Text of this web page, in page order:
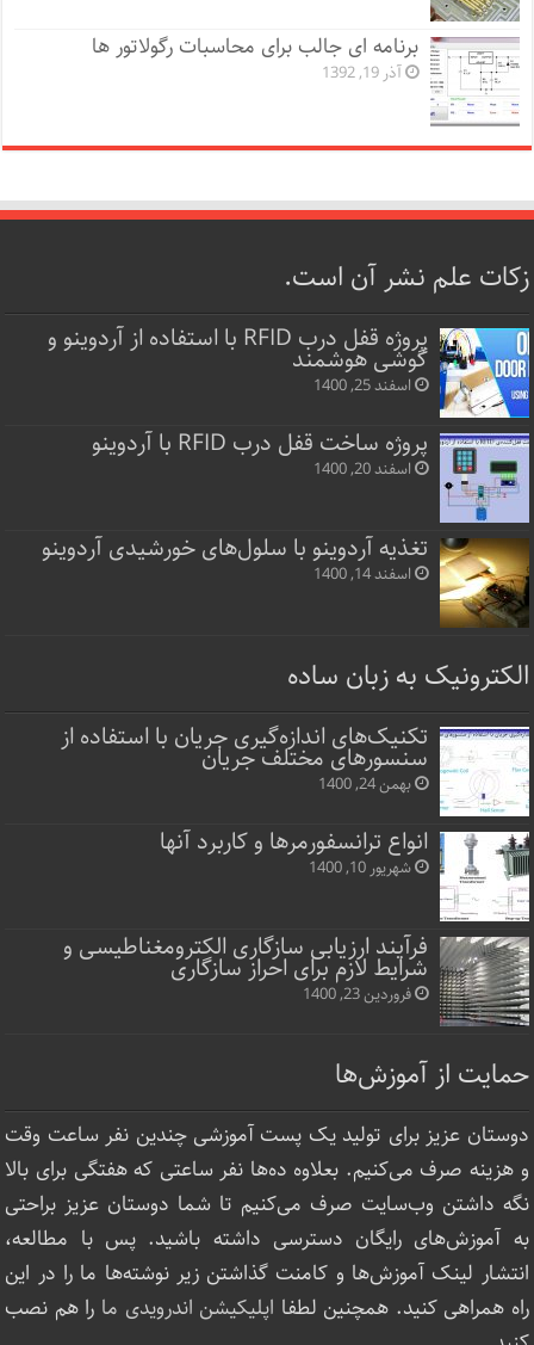
برنامه ای جالب برای محاسبات رگولاتور ها
آذر 19, 1392
زکات علم نشر آن است.
پروژه قفل‌ درب RFID با استفاده از آردوینو و
گوشی هوشمند
اسفند 25, 1400
پروژه ساخت قفل‌ درب RFID با آردوینو
اسفند 20, 1400
تغذیه آردوینو با سلول‌های خورشیدی آردوینو
اسفند 14, 1400
الکترونیک به زبان ساده
تکنیک‌های اندازه‌گیری جریان با استفاده از
سنسورهای مختلف جریان
بهمن 24, 1400
انواع ترانسفورمرها و کاربرد آنها
شهریور 10, 1400
فرآیند ارزیابی سازگاری الکترومغناطیسی و
شرایط لازم برای احراز سازگاری
فروردین 23, 1400
حمایت از آموزش‌ها
دوستان عزیز برای تولید یک پست آموزشی چندین نفر ساعت‌ وقت
و هزینه صرف می‌کنیم. بعلاوه ده‌ها نفر ساعتی که هفتگی برای بالا
نگه داشتن وب‌سایت صرف ‌می‌کنیم تا شما دوستان عزیز براحتی
به آموزش‌های رایگان دسترسی داشته باشید. پس با مطالعه،
انتشار لینک‌ آموزش‌ها و کامنت گذاشتن زیر نوشته‌‌ها ما را در این
راه همراهی کنید. همچنین لطفا اپلیکیشن اندرویدی ما را هم نصب